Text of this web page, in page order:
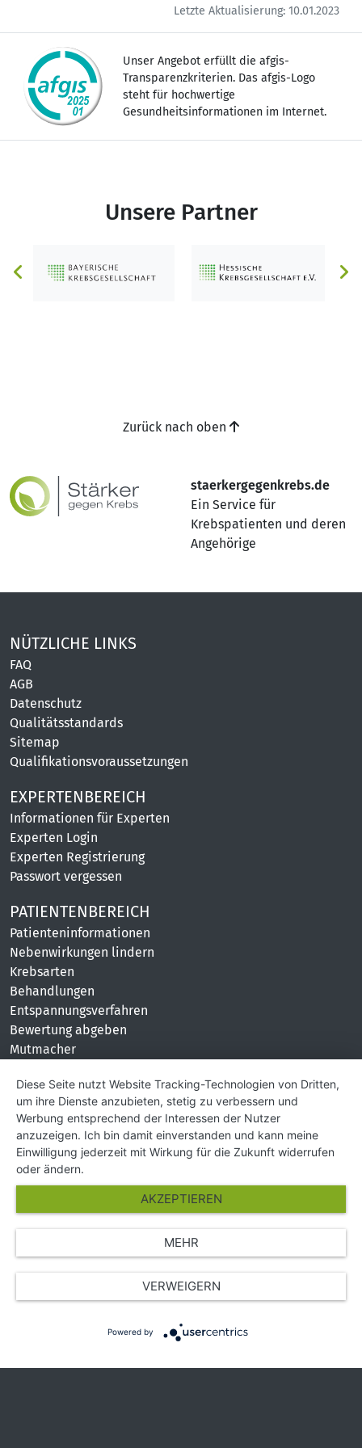
speziellen Haarschneidetechniken und
Styling-Tipps.
Besonderen Wert legen wir auf absolute
Natürlichkeit, hochwertige
Verarbeitungsqualität und
Letzte Aktualisierung: 10.01.2023
Unser Angebot erfüllt die afgis-
Transparenzkriterien. Das afgis-Logo
steht für hochwertige
Gesundheitsinformationen im Internet.
Unsere Partner
staerkergegenkrebs.de
Ein Service für
Krebspatienten und deren
Angehörige
Zurück nach oben
NÜTZLICHE LINKS
FAQ
AGB
Datenschutz
Qualitätsstandards
Sitemap
Qualifikationsvoraussetzungen
EXPERTENBEREICH
Informationen für Experten
Experten Login
Experten Registrierung
Passwort vergessen
PATIENTENBEREICH
Patienteninformationen
Nebenwirkungen lindern
Krebsarten
Behandlungen
Entspannungsverfahren
Bewertung abgeben
Mutmacher
KONTAKT
Impressum
Hilfe und Kontakt
Partner
Presse
Über Uns
© Copyright 2026 SGK Stärker gegen Krebs
Diese Seite nutzt Website Tracking-Technologien von Dritten,
um ihre Dienste anzubieten, stetig zu verbessern und
Werbung entsprechend der Interessen der Nutzer
anzuzeigen. Ich bin damit einverstanden und kann meine
Einwilligung jederzeit mit Wirkung für die Zukunft widerrufen
oder ändern.
VERWEIGERN
AKZEPTIEREN
MEHR
Powered by